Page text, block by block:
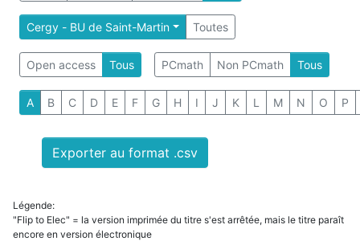
Cergy - BU de Saint-Martin Toutes
Open access Tous PCmath Non PCmath Tous
A B C D E F G H I J K L M N O P
Exporter au format .csv
Légende:
"Flip to Elec" = la version imprimée du titre s'est arrêtée, mais le titre paraît
encore en version électronique